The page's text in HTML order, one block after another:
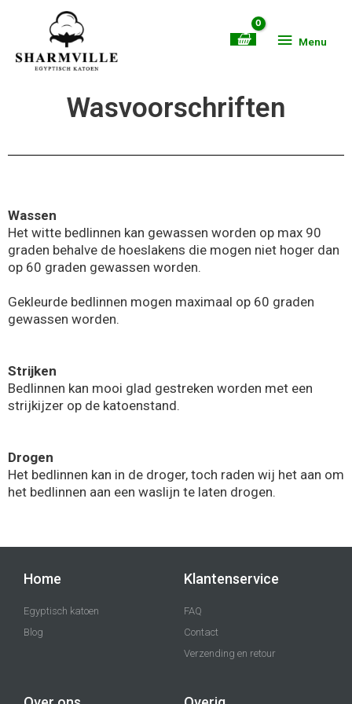
inhoud
Menu
Wasvoorschriften
Wassen
Het witte bedlinnen kan gewassen worden op max 90
graden behalve de hoeslakens die mogen niet hoger dan
op 60 graden gewassen worden.
Gekleurde bedlinnen mogen maximaal op 60 graden
gewassen worden.
Strijken
Bedlinnen kan mooi glad gestreken worden met een
strijkijzer op de katoenstand.
Drogen
Het bedlinnen kan in de droger, toch raden wij het aan om
het bedlinnen aan een waslijn te laten drogen.
Home
Egyptisch katoen
Blog
Klantenservice
FAQ
Contact
Verzending en retour